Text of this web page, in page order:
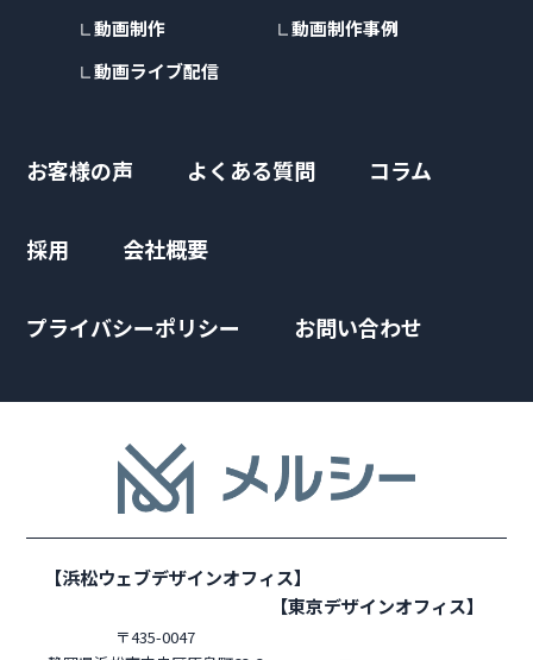
動画制作
動画ライブ配信
動画制作事例
お客様の声 よくある質問 コラム
採用 会社概要
プライバシーポリシー お問い合わせ
【浜松ウェブデザインオフィス】
〒435-0047
【東京デザインオフィス】